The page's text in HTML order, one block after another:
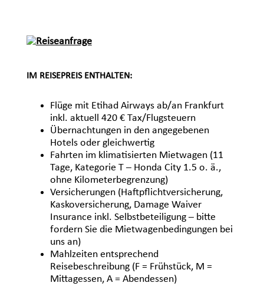
IM REISEPREIS ENTHALTEN:
Flüge mit Etihad Airways ab/an Frankfurt
inkl. aktuell 420 € Tax/Flugsteuern
Übernachtungen in den angegebenen
Hotels oder gleichwertig
Fahrten im klimatisierten Mietwagen (11
Tage, Kategorie T – Honda City 1.5 o. ä.,
ohne Kilometerbegrenzung)
Versicherungen (Haftpflichtversicherung,
Kaskoversicherung, Damage Waiver
Insurance inkl. Selbstbeteiligung – bitte
fordern Sie die Mietwagenbedingungen bei
uns an)
Mahlzeiten entsprechend
Reisebeschreibung (F = Frühstück, M =
Mittagessen, A = Abendessen)